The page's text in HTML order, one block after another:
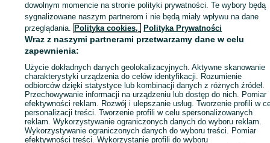
Zaloguj się / Załóż konto
dowolnym momencie na stronie polityki prywatności. Te wybory będą
sygnalizowane naszym partnerom i nie będą miały wpływu na dane
przeglądania. Polityka cookies, Polityka Prywatności
Wraz z naszymi partnerami przetwarzamy dane w celu
zapewnienia:
Użycie dokładnych danych geolokalizacyjnych. Aktywne skanowanie
charakterystyki urządzenia do celów identyfikacji. Rozumienie
odbiorców dzięki statystyce lub kombinacji danych z różnych źródeł.
Przechowywanie informacji na urządzeniu lub dostęp do nich. Pomiar
efektywności reklam. Rozwój i ulepszanie usług. Tworzenie profili w
personalizacji treści. Tworzenie profili w celu spersonalizowanych
reklam. Wykorzystywanie ograniczonych danych do wyboru reklam.
Wykorzystywanie ograniczonych danych do wyboru treści. Pomiar
efektywności treści. Wykorzystanie profili do wyboru